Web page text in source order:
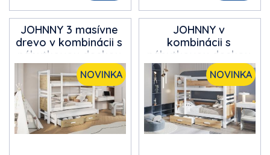
NOVINKA
JOHNNY 3 masívne
drevo v kombinácii s
nábytkovou doskou
trojlôžková
poschodová posteľ
s úložným
priestorom na
posteľnú bielizeň
NOVINKA
JOHNNY v
kombinácii s
nábytkovou doskou
masívne drevo
Poschodová detská
posteľ s úložným
priestorom na
posteľnú bielizeň